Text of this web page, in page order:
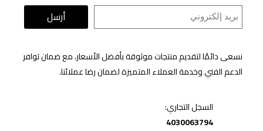
أرسل
نسعى دائمًا لتقديم منتجات موثوقة بأفضل الأسعار، مع ضمان توافر
الدعم الفني وخدمة العملاء المتميزة لضمان رضا عملائنا.
السجل التجاري:
4030063794